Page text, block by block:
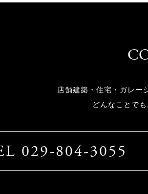
店舗建築・住宅・ガレー
どんなことで
029-804-3055